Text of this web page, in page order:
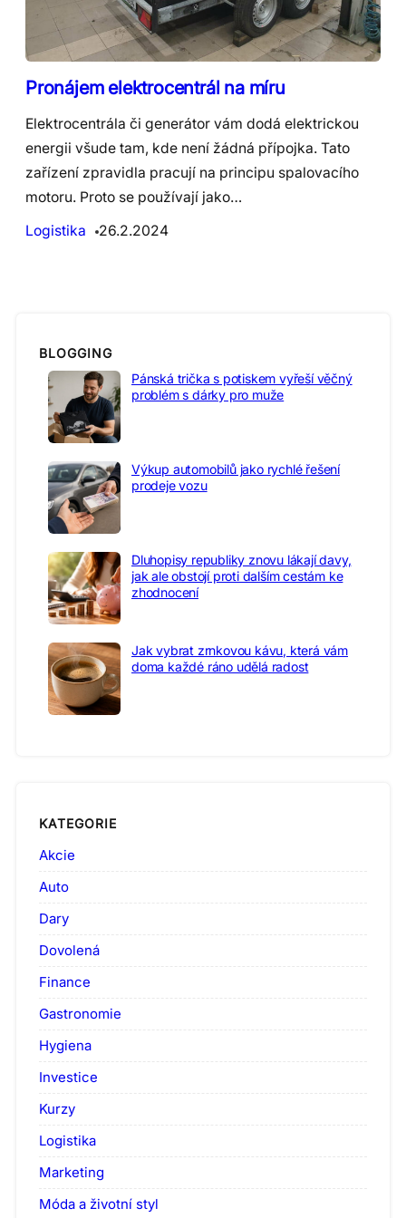
Pronájem elektrocentrál na míru
Elektrocentrála či generátor vám dodá elektrickou
energii všude tam, kde není žádná přípojka. Tato
zařízení zpravidla pracují na principu spalovacího
motoru. Proto se používají jako…
Logistika
26.2.2024
BLOGGING
Pánská trička s potiskem vyřeší věčný
problém s dárky pro muže
Výkup automobilů jako rychlé řešení
prodeje vozu
Dluhopisy republiky znovu lákají davy,
jak ale obstojí proti dalším cestám ke
zhodnocení
Jak vybrat zrnkovou kávu, která vám
doma každé ráno udělá radost
KATEGORIE
Akcie
Auto
Dary
Dovolená
Finance
Gastronomie
Hygiena
Investice
Kurzy
Logistika
Marketing
Móda a životní styl